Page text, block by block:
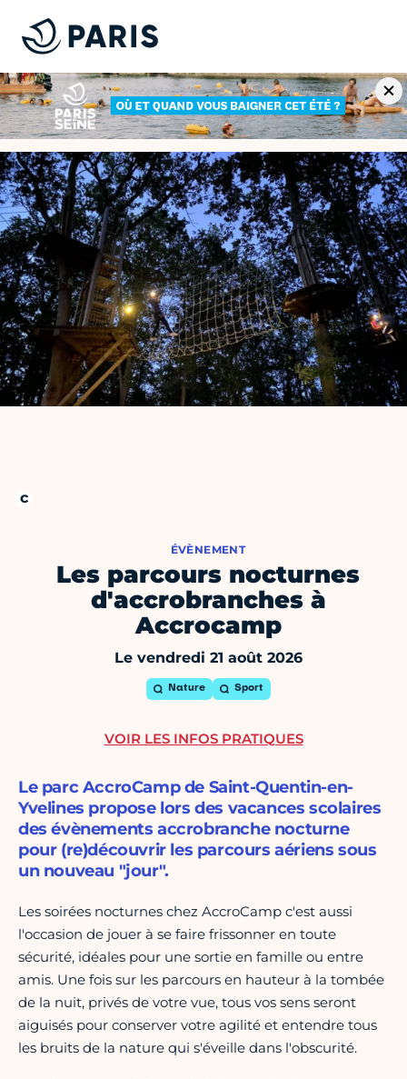
ÉVÈNEMENT
Les parcours nocturnes
d'accrobranches à
Accrocamp
Le vendredi 21 août 2026
Nature Sport
Le parc AccroCamp de Saint-Quentin-en-
Yvelines propose lors des vacances scolaires
des évènements accrobranche nocturne
pour (re)découvrir les parcours aériens sous
un nouveau "jour".
Les soirées nocturnes chez AccroCamp c'est aussi
l'occasion de jouer à se faire frissonner en toute
sécurité, idéales pour une sortie en famille ou entre
amis. Une fois sur les parcours en hauteur à la tombée
de la nuit, privés de votre vue, tous vos sens seront
aiguisés pour conserver votre agilité et entendre tous
les bruits de la nature qui s'éveille dans l'obscurité.
VOIR LES INFOS PRATIQUES